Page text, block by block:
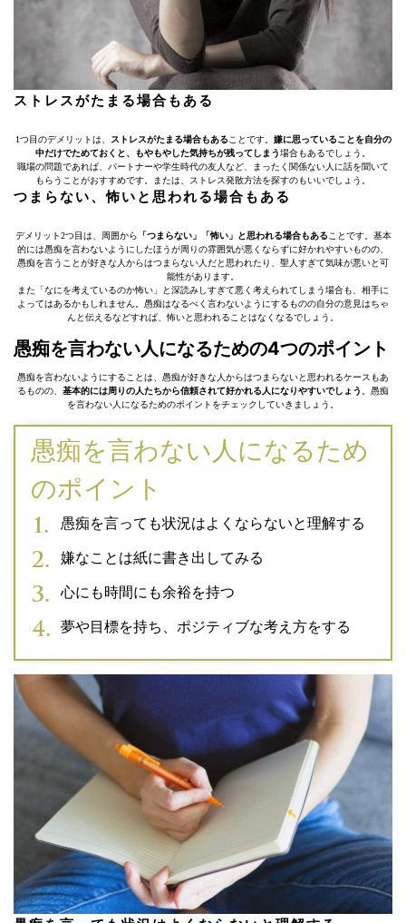
ストレスがたまる場合もある
1つ目のデメリットは、 ストレスがたまる場合もある ことです。 嫌に思っていることを自分の
中だけでためておくと、もやもやした気持ちが残ってしまう場合もあるでしょう。
職場の問題であれば、パートナーや学生時代の友人など、まったく関係ない人に話を聞いて
もらうことがおすすめです。または、ストレス発散方法を探すのもいいでしょう。
つまらない、怖いと思われる場合もある
デメリット2つ目は、周囲から 「つまらない」「怖い」と思われる場合もある ことです。基本
的には愚痴を言わないようにしたほうが周りの雰囲気が悪くならずに好かれやすいものの、
愚痴を言うことが好きな人からはつまらない人だと思われたり、聖人すぎて気味が悪いと可
能性があります。
また「なにを考えているのか怖い」と深読みしすぎて悪く考えられてしまう場合も、相手に
よってはあるかもしれません。愚痴はなるべく言わないようにするものの自分の意見はちゃ
んと伝えるなどすれば、怖いと思われることはなくなるでしょう。
愚痴を言わない人になるための4つのポイント
愚痴を言わないようにすることは、愚痴が好きな人からはつまらないと思われるケースもあ
るものの、 基本的には周りの人たちから信頼されて好かれる人になりやすいでしょう
。愚痴
を言わない人になるためのポイントをチェックしていきましょう。
愚痴を言わない人になるため
のポイント
愚痴を言っても状況はよくならないと理解する
嫌なことは紙に書き出してみる
心にも時間にも余裕を持つ
夢や目標を持ち、ポジティブな考え方をする